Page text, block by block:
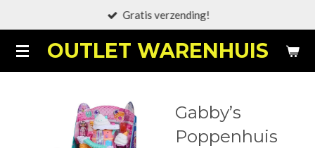
naar
de
OUTLET WARENHUIS
Gratis verzending!
Gabby’s
Poppenhuis